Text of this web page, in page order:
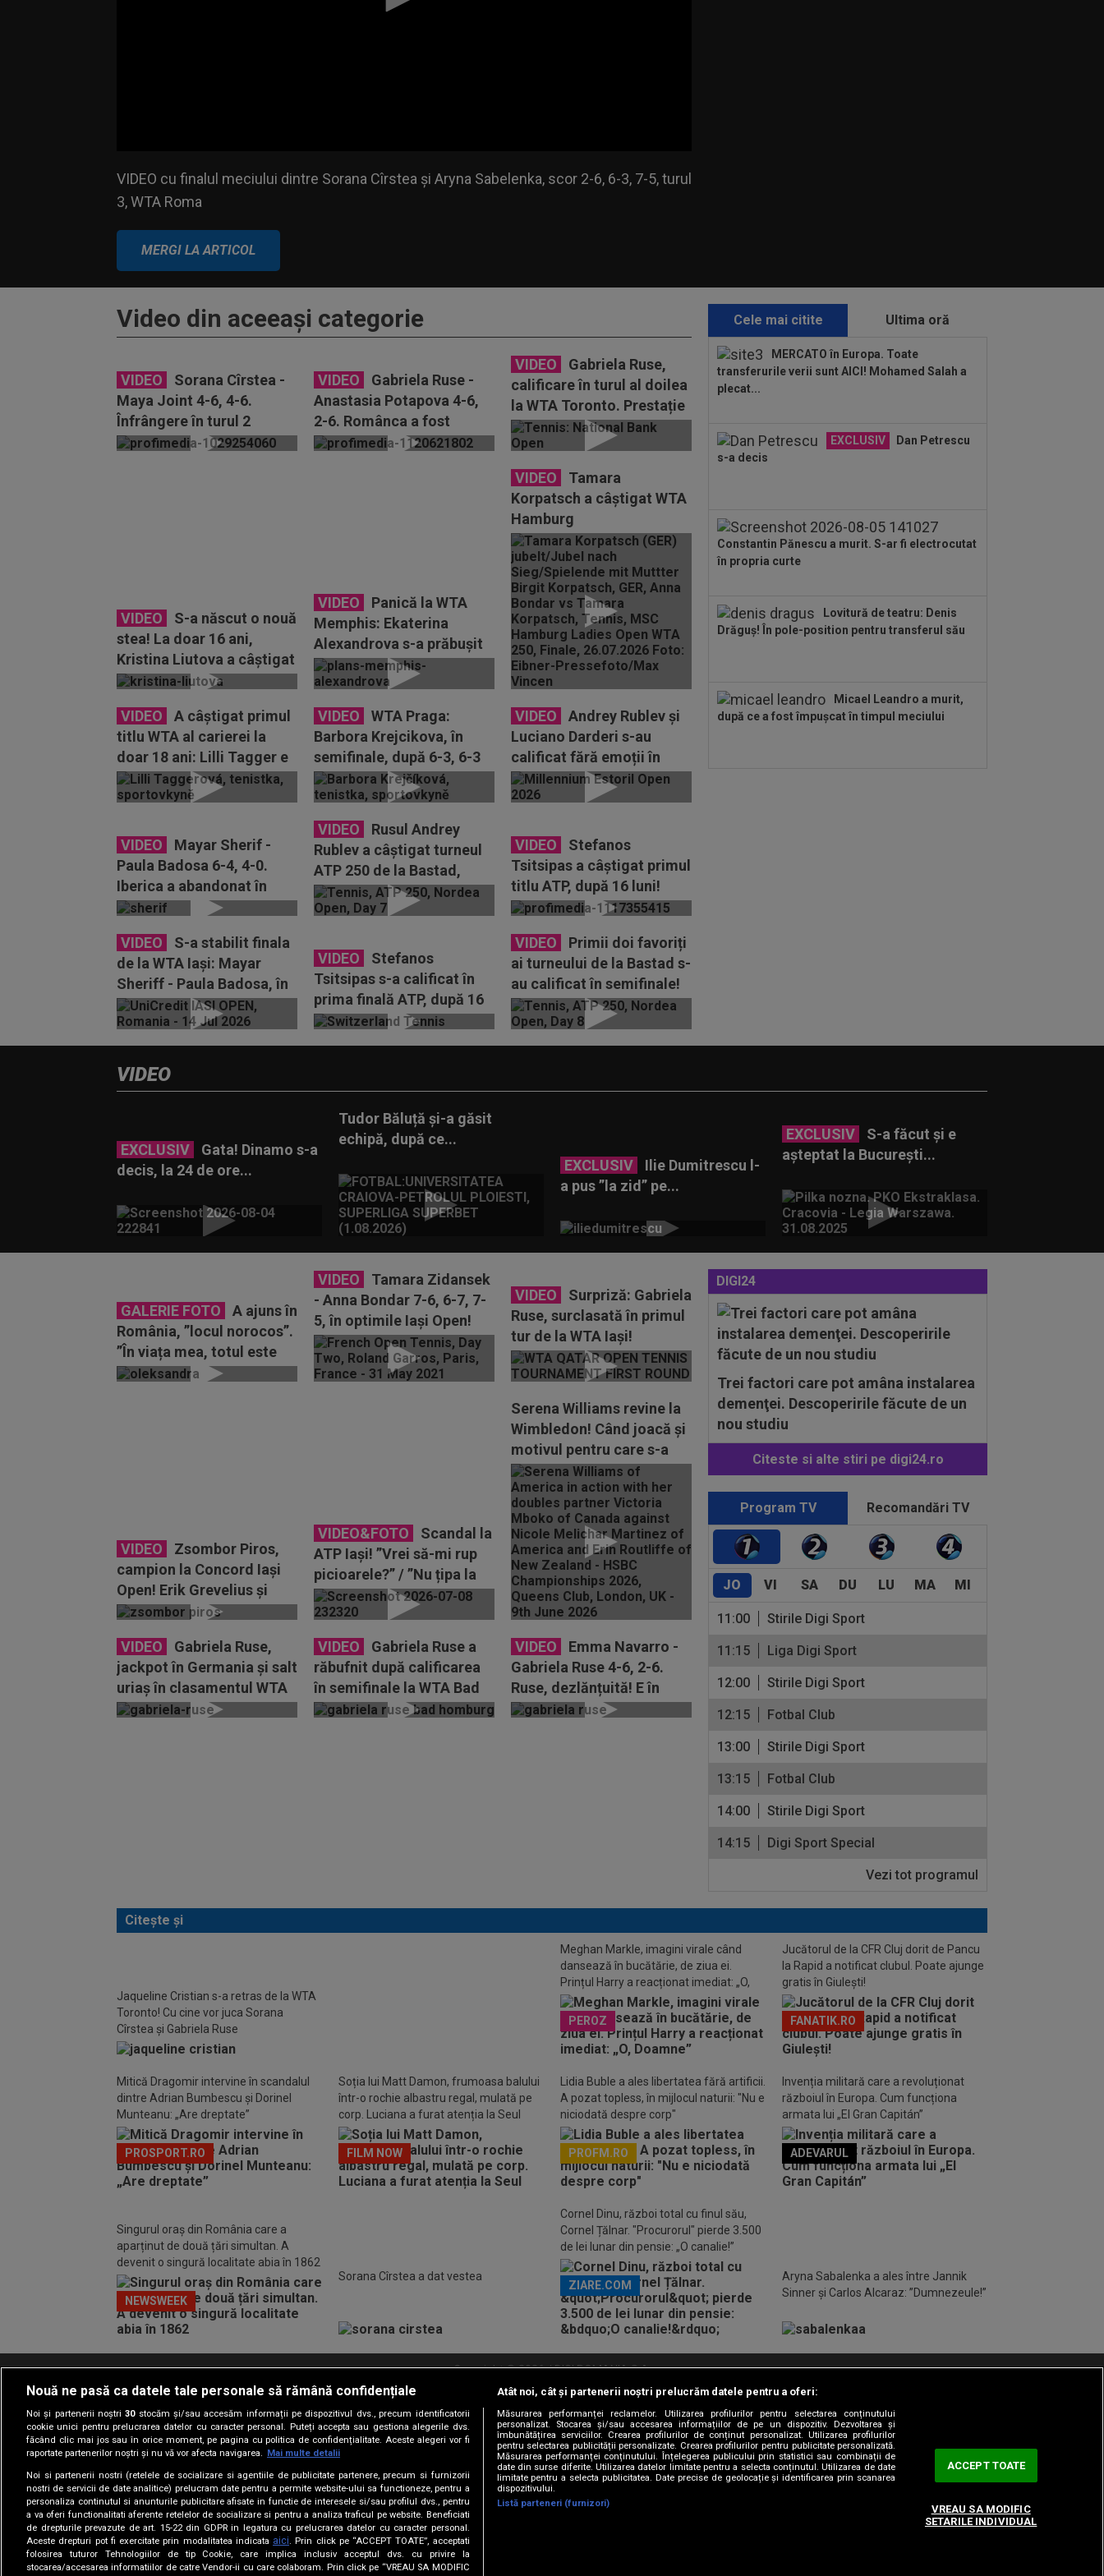
WTA Roma
VIDEO cu finalul meciului dintre Sorana Cîrstea și Aryna Sabelenka, scor 2-6, 6-3, 7-5, turul
3, WTA Roma
MERGI LA ARTICOL
Video din aceeaşi categorie
VIDEO
Sorana Cîrstea -
Maya Joint 4-6, 4-6.
Înfrângere în turul 2
pentru româncă! ”Sori” e
VIDEO
Gabriela Ruse -
Anastasia Potapova 4-6,
2-6. Românca a fost
eliminată în turul doi de
VIDEO
Gabriela Ruse,
calificare în turul al doilea
la WTA Toronto. Prestație
foarte bună a...
VIDEO
S-a născut o nouă
stea! La doar 16 ani,
Kristina Liutova a câștigat
turneul de la Memphis...
VIDEO
Panică la WTA
Memphis: Ekaterina
Alexandrova s-a prăbușit
pe teren! Adversara a
început...
VIDEO
Tamara
Korpatsch a câștigat WTA
Hamburg
VIDEO
A câștigat primul
titlu WTA al carierei la
doar 18 ani: Lilli Tagger e
noua campioană de...
VIDEO
WTA Praga:
Barbora Krejcikova, în
semifinale, după 6-3, 6-3
cu Dominika Salkova
VIDEO
Andrey Rublev și
Luciano Darderi s-au
calificat fără emoții în
sferturile turneului ATP...
VIDEO
Mayar Sherif -
Paula Badosa 6-4, 4-0.
Iberica a abandonat în
finala de la Iași din
VIDEO
Rusul Andrey
Rublev a câștigat turneul
ATP 250 de la Bastad,
după ce l-a învins pe
fostul...
VIDEO
Stefanos
Tsitsipas a câștigat primul
titlu ATP, după 16 luni!
Grecul e noul campion de
VIDEO
S-a stabilit finala
de la WTA Iași: Mayar
Sheriff - Paula Badosa, în
direct la Digi Sport
VIDEO
Stefanos
Tsitsipas s-a calificat în
prima finală ATP, după 16
luni! Urmează duelul cu...
VIDEO
Primii doi favoriți
ai turneului de la Bastad s-
au calificat în semifinale!
Turneul se...
Cele mai citite Ultima oră
MERCATO în Europa. Toate
transferurile verii sunt AICI! Mohamed Salah a
plecat...
EXCLUSIV
Dan Petrescu
s-a decis
Constantin Pănescu a murit. S-ar fi electrocutat
în propria curte
Lovitură de teatru: Denis
Drăguș! În pole-position pentru transferul său
Micael Leandro a murit,
după ce a fost împușcat în timpul meciului
VIDEO
EXCLUSIV
Gata! Dinamo s-a
decis, la 24 de ore...
Tudor Băluță și-a găsit
echipă, după ce...
EXCLUSIV
Ilie Dumitrescu l-
a pus ”la zid” pe...
EXCLUSIV
S-a făcut și e
așteptat la București...
GALERIE FOTO
A ajuns în
România, ”locul norocos”.
”În viața mea, totul este
atât de imprevizibil”
VIDEO
Tamara Zidansek
- Anna Bondar 7-6, 6-7, 7-
5, în optimile Iași Open!
Cel mai lung meci al...
VIDEO
Surpriză: Gabriela
Ruse, surclasată în primul
tur de la WTA Iași!
VIDEO
Zsombor Piros,
campion la Concord Iași
Open! Erik Grevelius și
Adam Heinonen s-au
VIDEO&FOTO
Scandal la
ATP Iași! ”Vrei să-mi rup
picioarele?” / ”Nu țipa la
mine!”. Damir Dzumhur l-
a...
Serena Williams revine la
Wimbledon! Când joacă și
motivul pentru care s-a
întors în tenis
VIDEO
Gabriela Ruse,
jackpot în Germania și salt
uriaș în clasamentul WTA
VIDEO
Gabriela Ruse a
răbufnit după calificarea
în semifinale la WTA Bad
Homburg: ”O urăsc...
VIDEO
Emma Navarro -
Gabriela Ruse 4-6, 2-6.
Ruse, dezlănțuită! E în
semifinale la WTA Bad...
DIGI24
Trei factori care pot amâna instalarea
demenţei. Descoperirile făcute de un
nou studiu
Citeste si alte stiri pe digi24.ro
Program TV Recomandări TV
JO VI SA DU LU MA MI
11:00 Stirile Digi Sport
11:15 Liga Digi Sport
12:00 Stirile Digi Sport
12:15 Fotbal Club
13:00 Stirile Digi Sport
13:15 Fotbal Club
14:00 Stirile Digi Sport
14:15 Digi Sport Special
Vezi tot programul
Citește și
Jaqueline Cristian s-a retras de la WTA
Toronto! Cu cine vor juca Sorana
Cîrstea și Gabriela Ruse
Meghan Markle, imagini virale când
dansează în bucătărie, de ziua ei.
Prințul Harry a reacționat imediat: „O,
Doamne”
PEROZ
Jucătorul de la CFR Cluj dorit de Pancu
la Rapid a notificat clubul. Poate ajunge
gratis în Giulești!
FANATIK.RO
Mitică Dragomir intervine în scandalul
dintre Adrian Bumbescu și Dorinel
Munteanu: „Are dreptate”
PROSPORT.RO
Soția lui Matt Damon, frumoasa balului
într-o rochie albastru regal, mulată pe
corp. Luciana a furat atenția la Seul
FILM NOW
Lidia Buble a ales libertatea fără artificii.
A pozat topless, în mijlocul naturii: "Nu e
niciodată despre corp"
PROFM.RO
Invenția militară care a revoluționat
războiul în Europa. Cum funcționa
armata lui „El Gran Capitán”
ADEVARUL
Singurul oraș din România care a
aparținut de două țări simultan. A
devenit o singură localitate abia în 1862
NEWSWEEK
Sorana Cîrstea a dat vestea
Cornel Dinu, război total cu finul său,
Cornel Țălnar. "Procurorul" pierde 3.500
de lei lunar din pensie: „O canalie!”
ZIARE.COM
Aryna Sabalenka a ales între Jannik
Sinner și Carlos Alcaraz: ”Dumnezeule!”
Copyright © 2026 / DIGI ROMANIA S.A.
Termeni si conditii Politica de confidentialitate Abonare Digi TV Frecvente Digi Sport Retransmisie Digi Sport Contact/Info Codul etic
Versiune mobil
Nouă ne pasă ca datele tale personale să rămână confidențiale
Noi și partenerii noștri30stocăm și/sau accesăm informații pe dispozitivul dvs., precum identificatorii
cookie unici pentru prelucrarea datelor cu caracter personal. Puteți accepta sau gestiona alegerile dvs.
făcând clic mai jos sau în orice moment, pe pagina cu politica de confidențialitate. Aceste alegeri vor fi
raportate partenerilor noștri și nu vă vor afecta navigarea. Mai multe detalii
Noi si partenerii nostri (retelele de socializare si agentiile de publicitate partenere, precum si furnizorii
nostri de servicii de date analitice) prelucram date pentru a permite website-ului sa functioneze, pentru a
personaliza continutul si anunturile publicitare afisate in functie de interesele si/sau profilul dvs., pentru
a va oferi functionalitati aferente retelelor de socializare si pentru a analiza traficul pe website. Beneficiati
de drepturile prevazute de art. 15-22 din GDPR in legatura cu prelucrarea datelor cu caracter personal.
Aceste drepturi pot fi exercitate prin modalitatea indicata aici. Prin click pe “ACCEPT TOATE”, acceptati
folosirea tuturor Tehnologiilor de tip Cookie, care implica inclusiv acceptul dvs. cu privire la
stocarea/accesarea informatiilor de catre Vendor-ii cu care colaboram. Prin click pe “VREAU SA MODIFIC
Atât noi, cât și partenerii noștri prelucrăm datele pentru a oferi:
Măsurarea performanței reclamelor. Utilizarea profilurilor pentru selectarea conținutului
personalizat. Stocarea și/sau accesarea informațiilor de pe un dispozitiv. Dezvoltarea și
îmbunătățirea serviciilor. Crearea profilurilor de conținut personalizat. Utilizarea profilurilor
pentru selectarea publicității personalizate. Crearea profilurilor pentru publicitate personalizată.
Măsurarea performanței conținutului. Înțelegerea publicului prin statistici sau combinații de
date din surse diferite. Utilizarea datelor limitate pentru a selecta conținutul. Utilizarea de date
limitate pentru a selecta publicitatea. Date precise de geolocație și identificarea prin scanarea
dispozitivului.
Listă parteneri (furnizori)
ACCEPT TOATE
VREAU SA MODIFIC
SETARILE INDIVIDUAL